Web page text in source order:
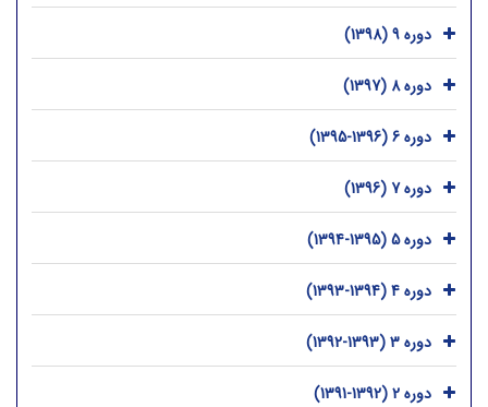
دوره 9 (1398)
دوره 8 (1397)
دوره 6 (1396-1395)
دوره 7 (1396)
دوره 5 (1395-1394)
دوره 4 (1394-1393)
دوره 3 (1393-1392)
دوره 2 (1392-1391)